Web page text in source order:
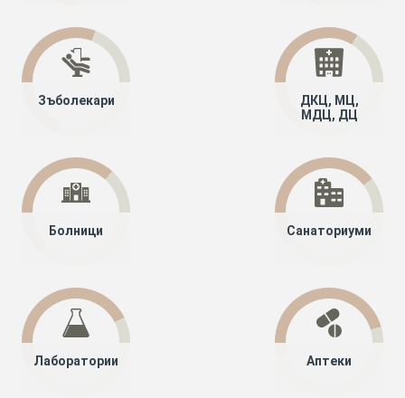
Зъболекари
ДКЦ, МЦ,
МДЦ, ДЦ
Болници Санаториуми
Лаборатории Аптеки